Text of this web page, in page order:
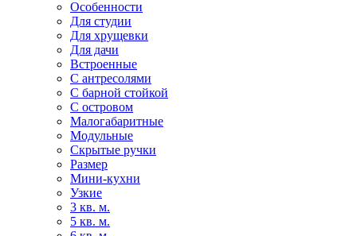
Особенности
Для студии
Для хрущевки
Для дачи
Встроенные
С антресолями
С барной стойкой
С островом
Малогабаритные
Модульные
Скрытые ручки
Размер
Мини-кухни
Узкие
3 кв. м.
5 кв. м.